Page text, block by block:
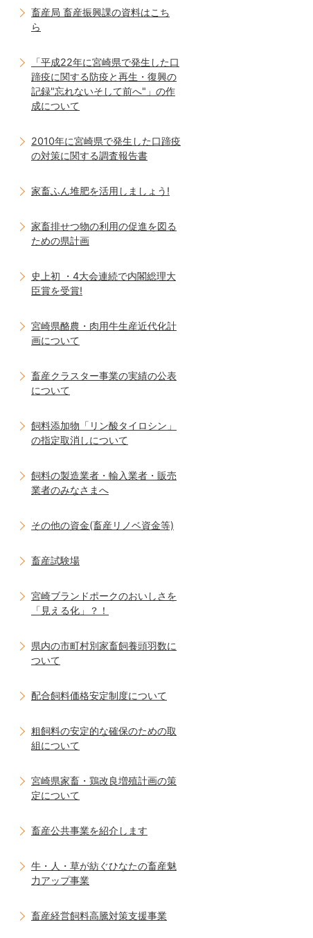
畜産局 畜産振興課の資料はこち
ら
「平成22年に宮崎県で発生した口
蹄疫に関する防疫と再生・復興の
記録"忘れないそして前へ"」の作
成について
2010年に宮崎県で発生した口蹄疫
の対策に関する調査報告書
家畜ふん堆肥を活用しましょう!
家畜排せつ物の利用の促進を図る
ための県計画
史上初 ・4大会連続で内閣総理大
臣賞を受賞!
宮崎県酪農・肉用牛生産近代化計
画について
畜産クラスター事業の実績の公表
について
飼料添加物「リン酸タイロシン」
の指定取消しについて
飼料の製造業者・輸入業者・販売
業者のみなさまへ
その他の資金(畜産リノベ資金等)
畜産試験場
宮崎ブランドポークのおいしさを
「見える化」？！
県内の市町村別家畜飼養頭羽数に
ついて
配合飼料価格安定制度について
粗飼料の安定的な確保のための取
組について
宮崎県家畜・鶏改良増殖計画の策
定について
畜産公共事業を紹介します
牛・人・草が紡ぐひなたの畜産魅
力アップ事業
畜産経営飼料高騰対策支援事業